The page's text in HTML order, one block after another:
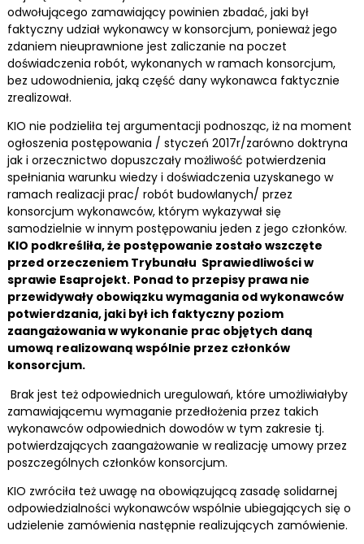
odwołującego zamawiający powinien zbadać, jaki był
faktyczny udział wykonawcy w konsorcjum, ponieważ jego
zdaniem nieuprawnione jest zaliczanie na poczet
doświadczenia robót, wykonanych w ramach konsorcjum,
bez udowodnienia, jaką część dany wykonawca faktycznie
zrealizował.
KIO nie podzieliła tej argumentacji podnosząc, iż na moment
ogłoszenia postępowania / styczeń 2017r/zarówno doktryna
jak i orzecznictwo dopuszczały możliwość potwierdzenia
spełniania warunku wiedzy i doświadczenia uzyskanego w
ramach realizacji prac/ robót budowlanych/ przez
konsorcjum wykonawców, którym wykazywał się
samodzielnie w innym postępowaniu jeden z jego członków.
KIO podkreśliła, że postępowanie zostało wszczęte
przed orzeczeniem Trybunału Sprawiedliwości w
sprawie Esaprojekt. Ponad to przepisy prawa nie
przewidywały obowiązku wymagania od wykonawców
potwierdzania, jaki był ich faktyczny poziom
zaangażowania w wykonanie prac objętych daną
umową realizowaną wspólnie przez członków
konsorcjum.
Brak jest też odpowiednich uregulowań, które umożliwiałyby
zamawiającemu wymaganie przedłożenia przez takich
wykonawców odpowiednich dowodów w tym zakresie tj.
potwierdzających zaangażowanie w realizację umowy przez
poszczególnych członków konsorcjum.
KIO zwróciła też uwagę na obowiązującą zasadę solidarnej
odpowiedzialności wykonawców wspólnie ubiegających się o
udzielenie zamówienia następnie realizujących zamówienie.